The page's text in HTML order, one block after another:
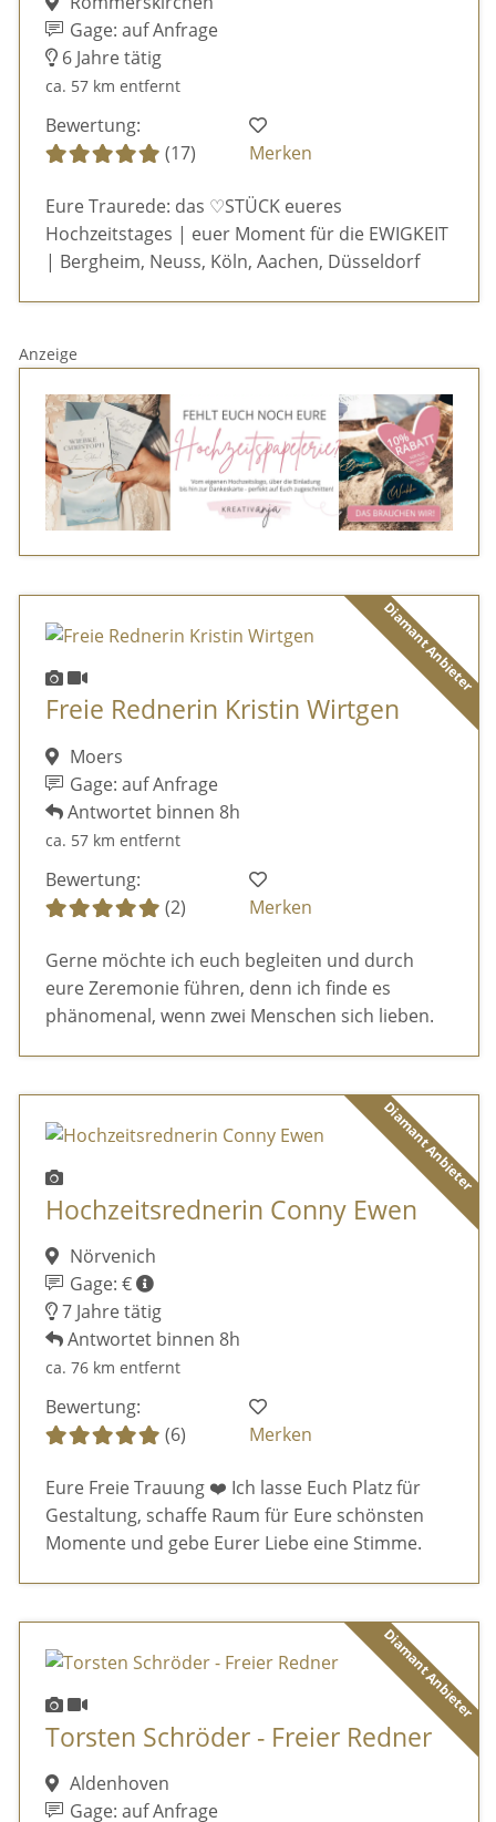
Gage: auf Anfrage
6 Jahre tätig
ca. 57 km entfernt
Bewertung:
(17)
Merken
Eure Traurede: das ♡STÜCK eueres
Hochzeitstages | euer Moment für die EWIGKEIT
| Bergheim, Neuss, Köln, Aachen, Düsseldorf
Anzeige
Diamant Anbieter
Freie Rednerin Kristin Wirtgen
Moers
Gage: auf Anfrage
Antwortet binnen 8h
ca. 57 km entfernt
Bewertung:
(2)
Merken
Gerne möchte ich euch begleiten und durch
eure Zeremonie führen, denn ich finde es
phänomenal, wenn zwei Menschen sich lieben.
Diamant Anbieter
Hochzeitsrednerin Conny Ewen
Nörvenich
Gage: €
7 Jahre tätig
Antwortet binnen 8h
ca. 76 km entfernt
Bewertung:
(6)
Merken
Eure Freie Trauung ❤️ Ich lasse Euch Platz für
Gestaltung, schaffe Raum für Eure schönsten
Momente und gebe Eurer Liebe eine Stimme.
Diamant Anbieter
Torsten Schröder - Freier Redner
Aldenhoven
Gage: auf Anfrage